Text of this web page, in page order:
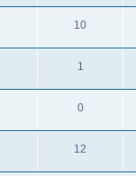
10
1
0
12